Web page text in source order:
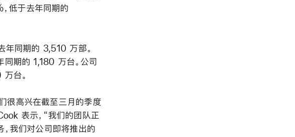
低于去年同期的
同期的 3,510 万部。
期的 1,180 万台。公司
台。
很高兴在截至三月的季度
表示，“我们的团队正
我们对公司即将推出的